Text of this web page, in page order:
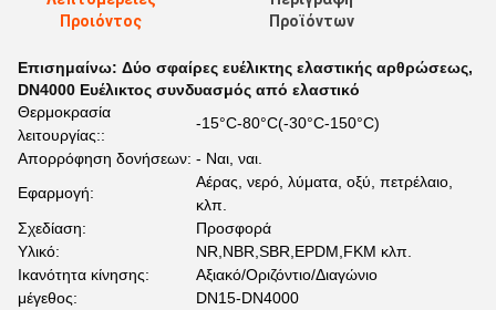
Προιόντος
Προϊόντων
Επισημαίνω: Δύο σφαίρες ευέλικτης ελαστικής αρθρώσεως,
DN4000 Ευέλικτος συνδυασμός από ελαστικό
Θερμοκρασία
λειτουργίας::
-15°C-80°C(-30°C-150°C)
Απορρόφηση δονήσεων: - Ναι, ναι.
Εφαρμογή:
Αέρας, νερό, λύματα, οξύ, πετρέλαιο,
κλπ.
Σχεδίαση:
Προσφορά
Υλικό:
NR,NBR,SBR,EPDM,FKM κλπ.
Ικανότητα κίνησης:
Αξιακό/Οριζόντιο/Διαγώνιο
μέγεθος:
DN15-DN4000